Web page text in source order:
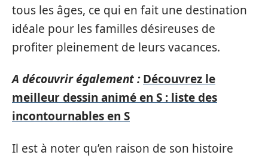
tous les âges, ce qui en fait une destination
idéale pour les familles désireuses de
profiter pleinement de leurs vacances.
A découvrir également : Découvrez le
meilleur dessin animé en S : liste des
incontournables en S
Il est à noter qu’en raison de son histoire